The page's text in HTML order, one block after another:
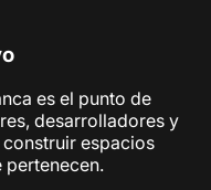
es el punto de
desarrolladores y
espacios
pertenecen.